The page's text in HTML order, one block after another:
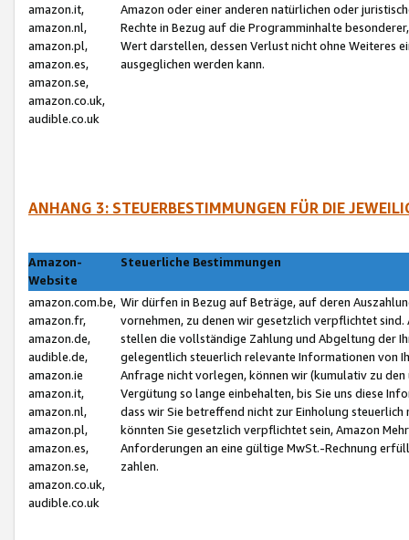
amazon.it,
amazon.nl,
amazon.pl,
amazon.es,
amazon.se,
amazon.co.uk,
audible.co.uk
Amazon oder einer anderen natürlichen oder
Rechte in Bezug auf die Programminhalte
Wert darstellen, dessen Verlust nicht ohne Weiteres
ausgeglichen werden kann.
ANHANG 3: STEUERBESTIMMUNGEN FÜR DIE
Amazon-
Website
Steuerliche Bestimmungen
amazon.com.be,
amazon.fr,
amazon.de,
audible.de,
amazon.ie
amazon.it,
amazon.nl,
amazon.pl,
amazon.es,
amazon.se,
amazon.co.uk,
audible.co.uk
Wir dürfen in Bezug auf Beträge, auf deren
vornehmen, zu denen wir gesetzlich verpflichtet
stellen die vollständige Zahlung und Abgeltung der
gelegentlich steuerlich relevante Informationen von
Anfrage nicht vorlegen, können wir (kumulativ zu
Vergütung so lange einbehalten, bis Sie uns diese
dass wir Sie betreffend nicht zur Einholung
könnten Sie gesetzlich verpflichtet sein, Amazon
Anforderungen an eine gültige MwSt.-Rechnung
zahlen.